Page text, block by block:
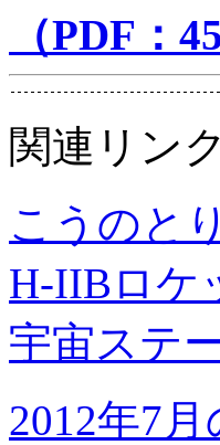
（PDF：
関連リン
こうのと
H-IIBロケ
宇宙ステ
2012年7